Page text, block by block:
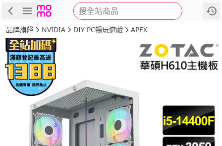
搜全站商品
商品 評價 詳情
品牌旗艦 NVIDIA DIY PC暢玩遊戲 APEX